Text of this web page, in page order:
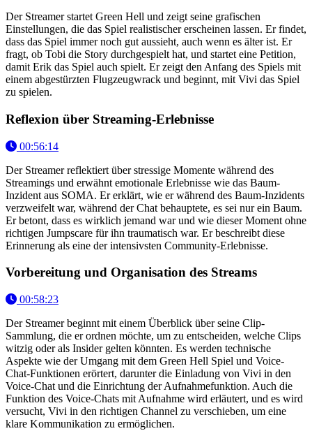
Der Streamer startet Green Hell und zeigt seine grafischen
Einstellungen, die das Spiel realistischer erscheinen lassen. Er findet,
dass das Spiel immer noch gut aussieht, auch wenn es älter ist. Er
fragt, ob Tobi die Story durchgespielt hat, und startet eine Petition,
damit Erik das Spiel auch spielt. Er zeigt den Anfang des Spiels mit
einem abgestürzten Flugzeugwrack und beginnt, mit Vivi das Spiel
zu spielen.
Reflexion über Streaming-Erlebnisse
00:56:14
Der Streamer reflektiert über stressige Momente während des
Streamings und erwähnt emotionale Erlebnisse wie das Baum-
Inzident aus SOMA. Er erklärt, wie er während des Baum-Inzidents
verzweifelt war, während der Chat behauptete, es sei nur ein Baum.
Er betont, dass es wirklich jemand war und wie dieser Moment ohne
richtigen Jumpscare für ihn traumatisch war. Er beschreibt diese
Erinnerung als eine der intensivsten Community-Erlebnisse.
Vorbereitung und Organisation des Streams
00:58:23
Der Streamer beginnt mit einem Überblick über seine Clip-
Sammlung, die er ordnen möchte, um zu entscheiden, welche Clips
witzig oder als Insider gelten könnten. Es werden technische
Aspekte wie der Umgang mit dem Green Hell Spiel und Voice-
Chat-Funktionen erörtert, darunter die Einladung von Vivi in den
Voice-Chat und die Einrichtung der Aufnahmefunktion. Auch die
Funktion des Voice-Chats mit Aufnahme wird erläutert, und es wird
versucht, Vivi in den richtigen Channel zu verschieben, um eine
klare Kommunikation zu ermöglichen.